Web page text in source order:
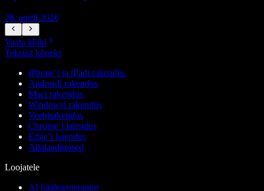
28. aprill 2026
Vaata kõiki
Tekstist kõneks
iPhone’i ja iPadi rakendus
Androidi rakendus
Maci rakendus
Windowsi rakendus
Veebirakendus
Chrome’i laiendus
Edge’i laiendus
Allalaadimised
Loojatele
AI häälegeneraator